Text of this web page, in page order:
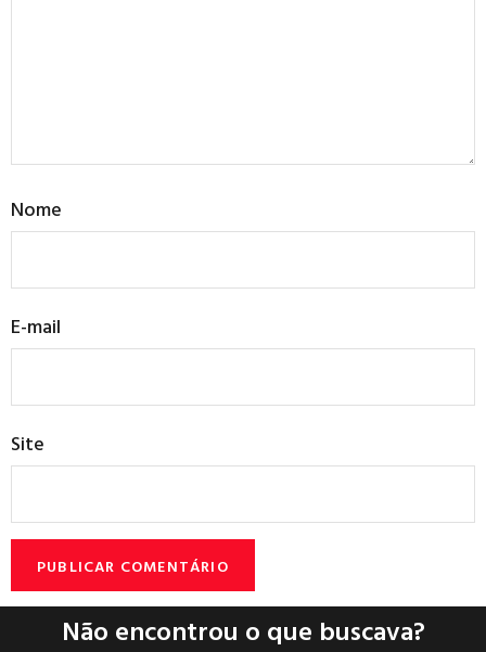
Nome
E-mail
Site
Não encontrou o que buscava?